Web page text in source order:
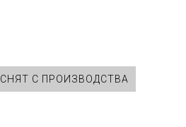
С ПРОИЗВОДСТВА